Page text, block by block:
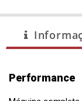
Performance